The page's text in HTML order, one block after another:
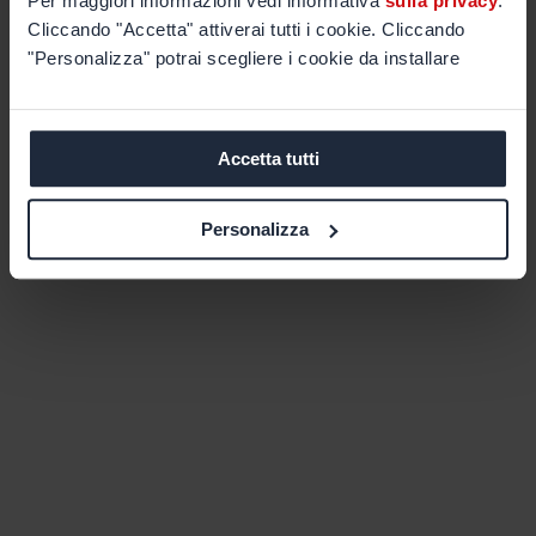
Cliccando "Accetta" attiverai tutti i cookie. Cliccando
"Personalizza" potrai scegliere i cookie da installare
Accetta tutti
Personalizza